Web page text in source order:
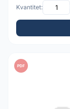
Kvantitet:
PDF